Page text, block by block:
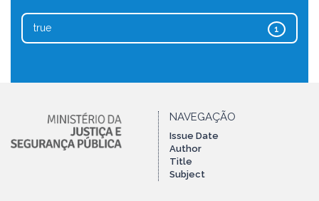
1
true
NAVEGAÇÃO
Issue Date
Author
Title
Subject